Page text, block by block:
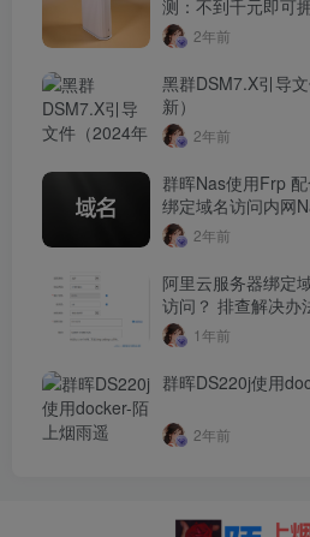
测：不到千元即可
2年前
黑群DSM7.X引导
新）
2年前
群晖Nas使用Frp
绑定域名访问内网
2年前
阿里云服务器绑定
访问？ 排查解决办
1年前
群晖DS220j使用
2年前